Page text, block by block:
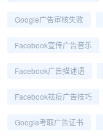
Google广告审核失败
Facebook宣传广告音乐
Facebook广告描述语
Facebook祛痘广告技巧
Google考取广告证书